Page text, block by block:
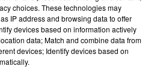
choices. These technologies may
IP address and browsing data to offer
devices based on information actively
data; Match and combine data from
devices; Identify devices based on